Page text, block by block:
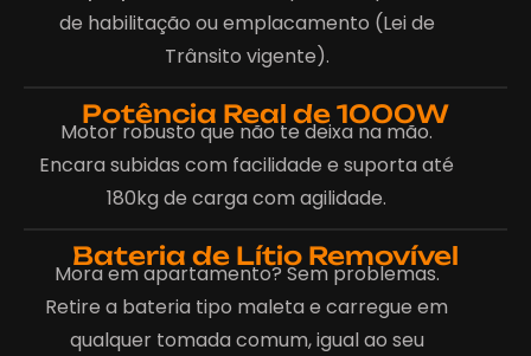
de habilitação ou emplacamento (Lei de
Trânsito vigente).
Potência Real de 1000W
Motor robusto que não te deixa na mão.
Encara subidas com facilidade e suporta até
180kg de carga com agilidade.
Bateria de Lítio Removível
Mora em apartamento? Sem problemas.
Retire a bateria tipo maleta e carregue em
qualquer tomada comum, igual ao seu